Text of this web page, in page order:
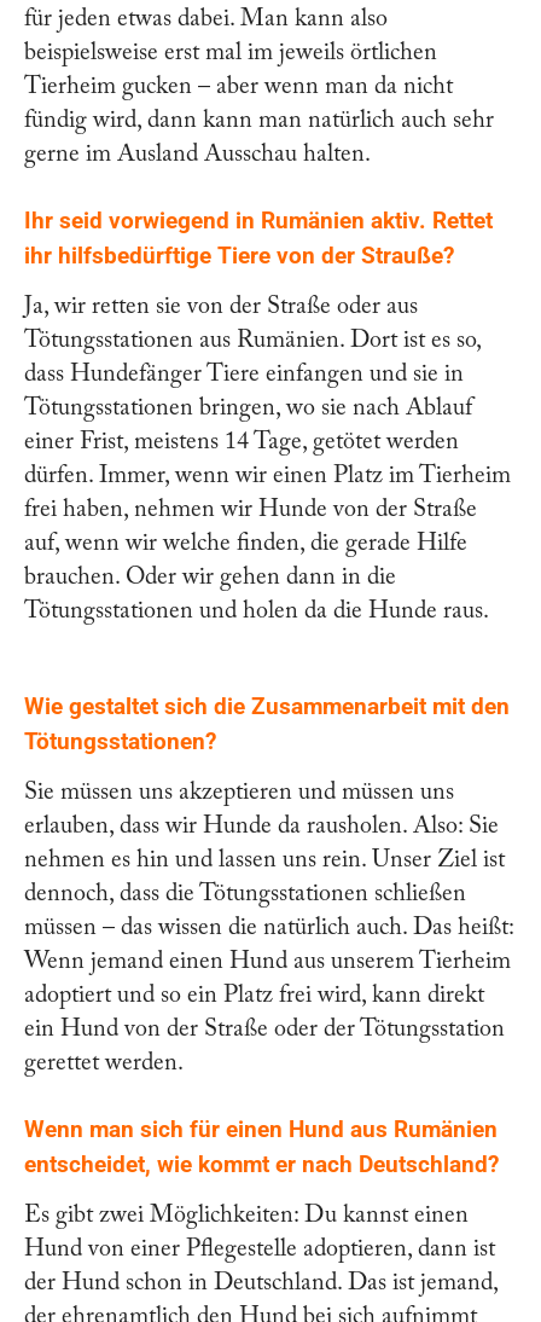
für jeden etwas dabei. Man kann also
beispielsweise erst mal im jeweils örtlichen
Tierheim gucken – aber wenn man da nicht
fündig wird, dann kann man natürlich auch sehr
gerne im Ausland Ausschau halten.
Ihr seid vorwiegend in Rumänien aktiv. Rettet
ihr hilfsbedürftige Tiere von der Strauße?
Ja, wir retten sie von der Straße oder aus
Tötungsstationen aus Rumänien. Dort ist es so,
dass Hundefänger Tiere einfangen und sie in
Tötungsstationen bringen, wo sie nach Ablauf
einer Frist, meistens 14 Tage, getötet werden
dürfen. Immer, wenn wir einen Platz im Tierheim
frei haben, nehmen wir Hunde von der Straße
auf, wenn wir welche finden, die gerade Hilfe
brauchen. Oder wir gehen dann in die
Tötungsstationen und holen da die Hunde raus.
Wie gestaltet sich die Zusammenarbeit mit den
Tötungsstationen?
Sie müssen uns akzeptieren und müssen uns
erlauben, dass wir Hunde da rausholen. Also: Sie
nehmen es hin und lassen uns rein. Unser Ziel ist
dennoch, dass die Tötungsstationen schließen
müssen – das wissen die natürlich auch. Das heißt:
Wenn jemand einen Hund aus unserem Tierheim
adoptiert und so ein Platz frei wird, kann direkt
ein Hund von der Straße oder der Tötungsstation
gerettet werden.
Wenn man sich für einen Hund aus Rumänien
entscheidet, wie kommt er nach Deutschland?
Es gibt zwei Möglichkeiten: Du kannst einen
Hund von einer Pflegestelle adoptieren, dann ist
der Hund schon in Deutschland. Das ist jemand,
der ehrenamtlich den Hund bei sich aufnimmt